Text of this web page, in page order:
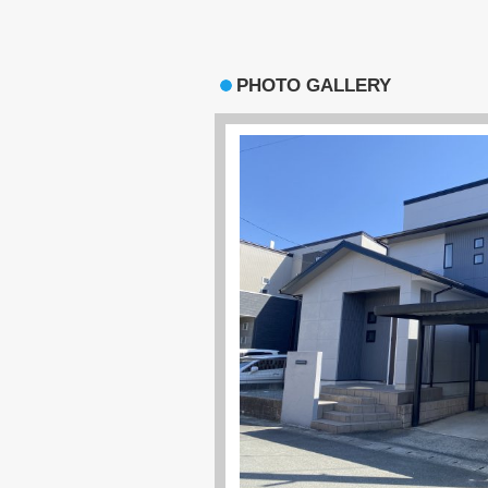
PHOTO GALLERY